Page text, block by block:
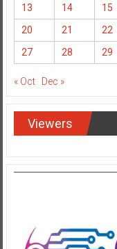
13 14 15
20
21 22
27
28 29
« Oct Dec »
Viewers